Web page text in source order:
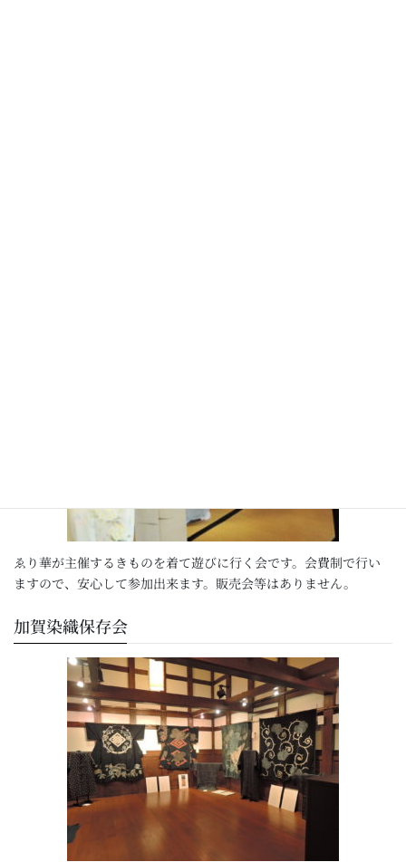
ゑり華が主催するきものを着て遊びに行く会です。会費制で行い
ますので、安心して参加出来ます。販売会等はありません。
加賀染織保存会